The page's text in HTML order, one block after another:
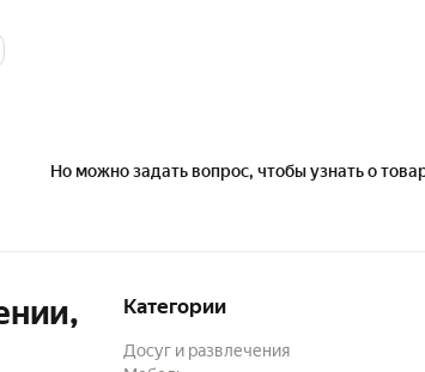
Но можно задать вопрос, чтобы узнать о
Категории
Досуг и развлечения